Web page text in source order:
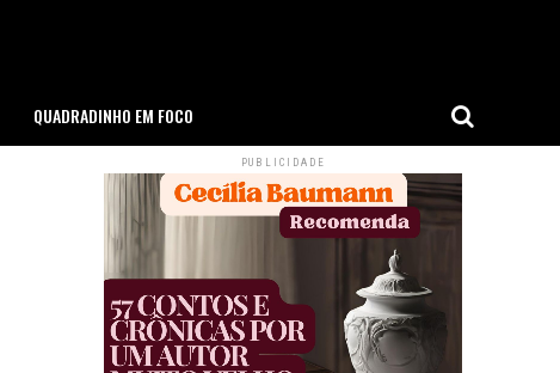
QUADRADINHO EM FOCO
PUBLICIDADE